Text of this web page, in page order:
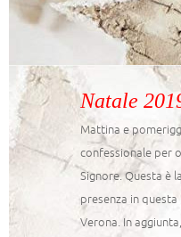
Natale
Mattina e
confessionale per
Signore. Questa è
presenza in
Verona. In